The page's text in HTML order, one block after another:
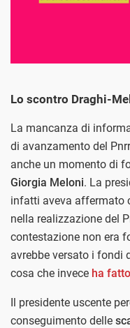
Lo scontro Draghi-
La mancanza di
di avanzamento del
anche un momento di
Giorgia Meloni. La
infatti aveva affermato
nella realizzazione del
contestazione non era
avrebbe versato i fondi
cosa che invece ha fatto
Il presidente uscente
conseguimento delle